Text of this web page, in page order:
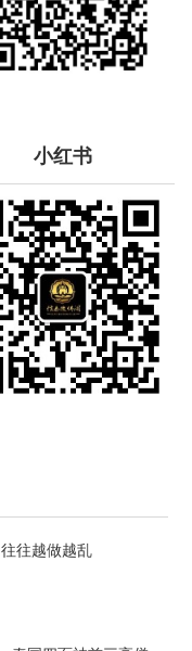
小红书
往越做越乱